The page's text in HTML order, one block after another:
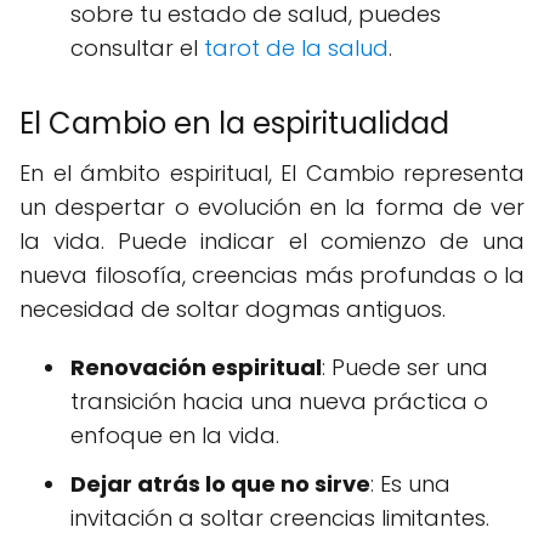
sobre tu estado de salud, puedes
consultar el tarot de la salud.
El Cambio en la espiritualidad
En el ámbito espiritual, El Cambio representa
un despertar o evolución en la forma de ver
la vida. Puede indicar el comienzo de una
nueva filosofía, creencias más profundas o la
necesidad de soltar dogmas antiguos.
Renovación espiritual: Puede ser una
transición hacia una nueva práctica o
enfoque en la vida.
Dejar atrás lo que no sirve: Es una
invitación a soltar creencias limitantes.